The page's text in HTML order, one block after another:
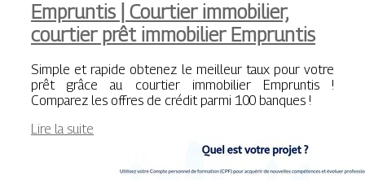
Empruntis | Courtier immobilier,
courtier prêt immobilier Empruntis
Simple et rapide obtenez le meilleur taux pour votre
prêt grâce au courtier immobilier Empruntis !
Comparez les offres de crédit parmi 100 banques !
Lire la suite